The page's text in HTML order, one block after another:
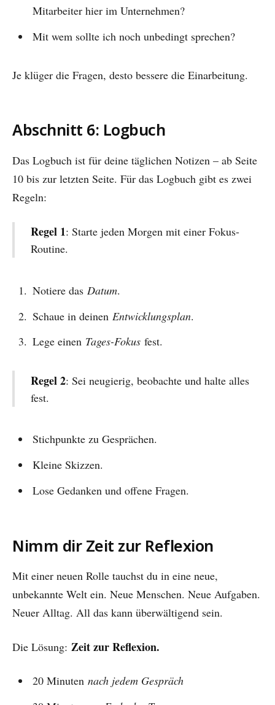
Mitarbeiter hier im Unternehmen?
Mit wem sollte ich noch unbedingt sprechen?
Je klüger die Fragen, desto bessere die Einarbeitung.
Abschnitt 6: Logbuch
Das Logbuch ist für deine täglichen Notizen – ab Seite
10 bis zur letzten Seite. Für das Logbuch gibt es zwei
Regeln:
Regel 1: Starte jeden Morgen mit einer Fokus-
Routine.
Notiere das Datum.
Schaue in deinen Entwicklungsplan.
Lege einen Tages-Fokusfest.
Regel 2: Sei neugierig, beobachte und halte alles
fest.
Stichpunkte zu Gesprächen.
Kleine Skizzen.
Lose Gedanken und offene Fragen.
Nimm dir Zeit zur Reflexion
Mit einer neuen Rolle tauchst du in eine neue,
unbekannte Welt ein. Neue Menschen. Neue Aufgaben.
Neuer Alltag. All das kann überwältigend sein.
Die Lösung: Zeit zur Reflexion.
20 Minuten nach jedem Gespräch